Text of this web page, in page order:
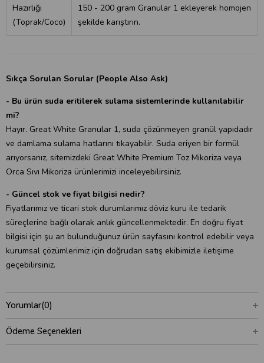
Hazırlığı
(Toprak/Coco)
150 - 200 gram Granular 1 ekleyerek homojen
şekilde karıştırın.
Sıkça Sorulan Sorular (People Also Ask)
- Bu ürün suda eritilerek sulama sistemlerinde kullanılabilir
mi?
Hayır. Great White Granular 1, suda çözünmeyen granül yapıdadır
ve damlama sulama hatlarını tıkayabilir. Suda eriyen bir formül
arıyorsanız, sitemizdeki Great White Premium Toz Mikoriza veya
Orca Sıvı Mikoriza ürünlerimizi inceleyebilirsiniz.
- Güncel stok ve fiyat bilgisi nedir?
Fiyatlarımız ve ticari stok durumlarımız döviz kuru ile tedarik
süreçlerine bağlı olarak anlık güncellenmektedir. En doğru fiyat
bilgisi için şu an bulunduğunuz ürün sayfasını kontrol edebilir veya
kurumsal çözümlerimiz için doğrudan satış ekibimizle iletişime
geçebilirsiniz.
Yorumlar(0)
Ödeme Seçenekleri